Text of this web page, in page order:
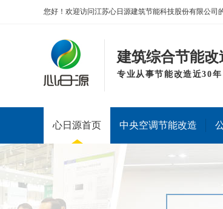
您好！欢迎访问江苏心日源建筑节能科技股份有限公司
建筑综合节能改
专业从事节能改造近30年
心日源首页 中央空调节能改造